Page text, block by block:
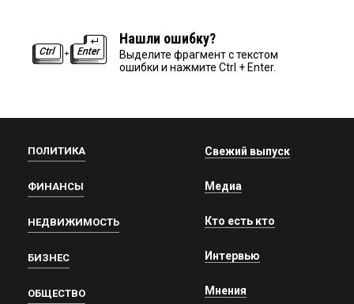
Нашли ошибку?
Выделите фрагмент с текстом
ошибки и нажмите Ctrl + Enter.
ПОЛИТИКА
ФИНАНСЫ
НЕДВИЖИМОСТЬ
БИЗНЕС
ОБЩЕСТВО
Свежий выпуск
Медиа
Кто есть кто
Интервью
Мнения